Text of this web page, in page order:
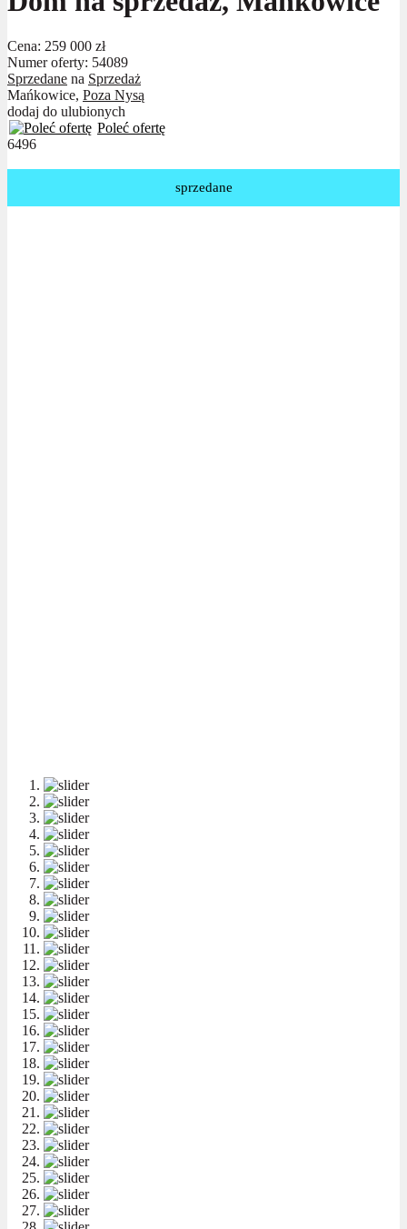
Cena: 259 000 zł
Numer oferty: 54089
Sprzedane na Sprzedaż
Mańkowice, Poza Nysą
dodaj do ulubionych
Poleć ofertę
6496
sprzedane